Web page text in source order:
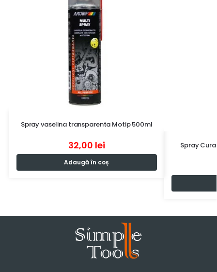
Spray vaselina transparenta Motip 500ml
32,00 lei
Adaugă în coș
Spray